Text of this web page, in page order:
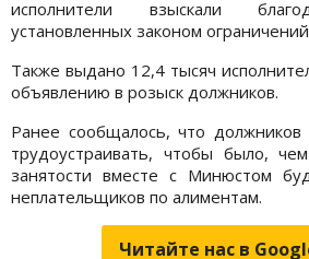
исполнители взыскали
установленных законом
Также выдано 12,4 тысяч
объявлению в розыск должников.
Ранее сообщалось, что должников
трудоустраивать, чтобы было,
занятости вместе с Минюстом
неплательщиков по алиментам.
Читайте нас в